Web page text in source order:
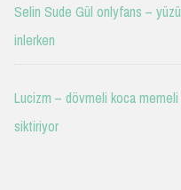
Selin Sude Gül onlyfans –
inlerken
Lucizm – dövmeli koca memeli
siktiriyor